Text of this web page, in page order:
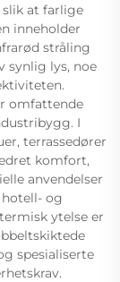
at farlige
inneholder
stråling
synlig lys, noe
omfattende
I
terrassedører
komfort,
anvendelser
og
ytelse er
spesialiserte